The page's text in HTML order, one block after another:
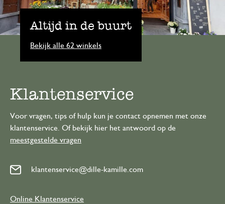
Altijd in de buurt
Bekijk alle 62 winkels
Klantenservice
Voor vragen, tips of hulp kun je contact opnemen met onze
klantenservice. Of bekijk hier het antwoord op de
meestgestelde vragen
klantenservice@dille-kamille.com
Online Klantenservice